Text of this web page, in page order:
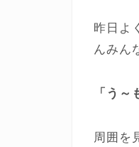
昨日よ
んみん
「う
周囲を